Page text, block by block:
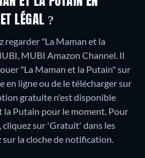
LÉGAL ?
regarder "La Maman et la
MUBI Amazon Channel. Il
"La Maman et la Putain" sur
en ligne ou de le télécharger sur
gratuite n'est disponible
la Putain pour le moment. Pour
sur 'Gratuit' dans les
la cloche de notification.